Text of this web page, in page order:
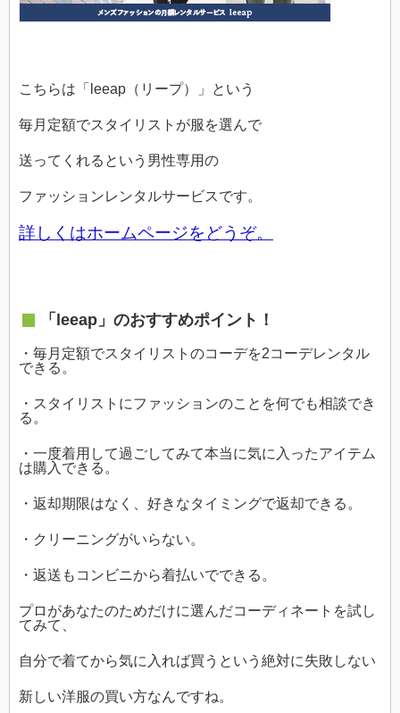
こちらは「leeap（リープ）」という
毎月定額でスタイリストが服を選んで
送ってくれるという男性専用の
ファッションレンタルサービスです。
詳しくはホームページをどうぞ。
「leeap」のおすすめポイント！
・毎月定額でスタイリストのコーデを2コーデレンタル
できる。
・スタイリストにファッションのことを何でも相談でき
る。
・一度着用して過ごしてみて本当に気に入ったアイテム
は購入できる。
・返却期限はなく、好きなタイミングで返却できる。
・クリーニングがいらない。
・返送もコンビニから着払いでできる。
プロがあなたのためだけに選んだコーディネートを試し
てみて、
自分で着てから気に入れば買うという絶対に失敗しない
新しい洋服の買い方なんですね。